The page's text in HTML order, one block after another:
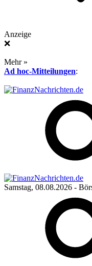
Anzeige
❌
Mehr »
Ad hoc-Mitteilungen:
Samstag, 08.08.2026 -